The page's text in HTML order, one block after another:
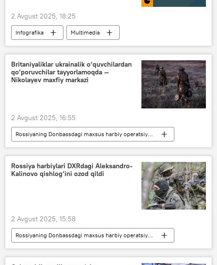
2 Avgust 2025, 18:25
Infografika
Multimedia
O‘zbekiston
iqtisod
inflyatsiya
tovar
narx-navo Oziq-ovqat
Britaniyaliklar ukrainalik o‘quvchilardan
qo‘poruvchilar tayyorlamoqda —
Nikolayev maxfiy markazi
2 Avgust 2025, 16:55
Rossiyaning Donbassdagi maxsus harbiy operatsiyasi
Dunyoda
Dunyo yangiliklari
Rossiya
Ukraina terror
Rossiya harbiylari DXRdagi Aleksandro-
Kalinovo qishlog‘ini ozod qildi
2 Avgust 2025, 15:58
Rossiyaning Donbassdagi maxsus harbiy operatsiyasi
Rossiya
Ukraina